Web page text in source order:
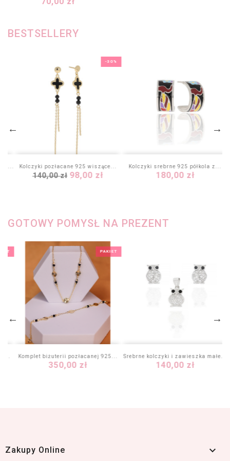
BESTSELLERY
Kolczyki pozłacane 925 wiszące...
Cena
140,00 zł Cena
98,00 zł
-30%
Kolczyki srebrne 925 półkola z...
Cena
180,00 zł
GOTOWY POMYSŁ NA PREZENT
Komplet biżuterii pozłacanej 925...
Cena
350,00 zł
PAKIET
Srebrne kolczyki i zawieszka małe...
Cena
140,00 zł
Zakupy Online 